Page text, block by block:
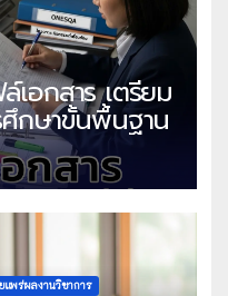
เอกสาร เตรียม
ศึกษาขั้นพื้นฐาน
แพร่ผลงานวิชาการ